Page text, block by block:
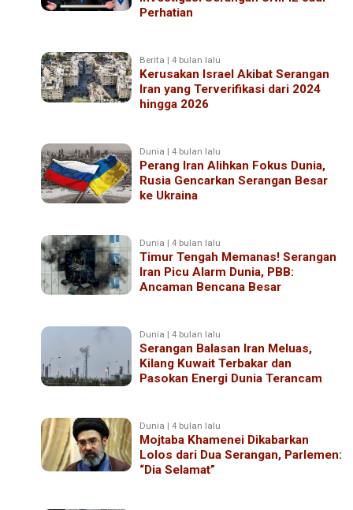
Perhatian
Berita | 4 bulan lalu
Kerusakan Israel Akibat Serangan
Iran yang Terverifikasi dari 2024
hingga 2026
Dunia | 4 bulan lalu
Perang Iran Alihkan Fokus Dunia,
Rusia Gencarkan Serangan Besar
ke Ukraina
Dunia | 4 bulan lalu
Timur Tengah Memanas! Serangan
Iran Picu Alarm Dunia, PBB:
Ancaman Bencana Besar
Dunia | 4 bulan lalu
Serangan Balasan Iran Meluas,
Kilang Kuwait Terbakar dan
Pasokan Energi Dunia Terancam
Dunia | 4 bulan lalu
Mojtaba Khamenei Dikabarkan
Lolos dari Dua Serangan, Parlemen:
“Dia Selamat”